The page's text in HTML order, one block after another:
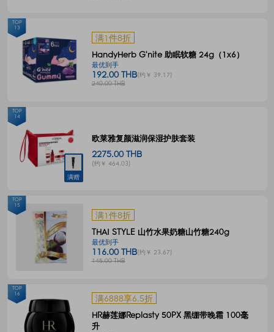
满1件8折
HandyHerb G'nite 助眠软糖 24g（1x6）
最优到手
192.00 THB(约￥ 39.17)
240.00 THB
TOP
13
满赠
欧莱雅复颜滋润保湿护肤套装
2275.00 THB
(约￥ 464.03)
TOP
14
满1件8折
THAI STYLE 山竹水果奶糖山竹糖240g
最优到手
116.00 THB(约￥ 23.67)
145.00 THB
TOP
15
满6888享6.5折
HR赫莲娜Replasty 50PX 黑绷带晚霜 100毫
升
TOP
16